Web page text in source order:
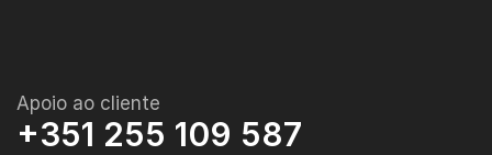
Apoio ao cliente
+351 255 109 587